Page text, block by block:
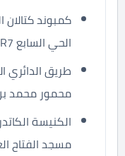
كمبوند
الحي السابع R7.
طريق الدائري
محمور محمد
الكنيسة
مسجد الفتاح